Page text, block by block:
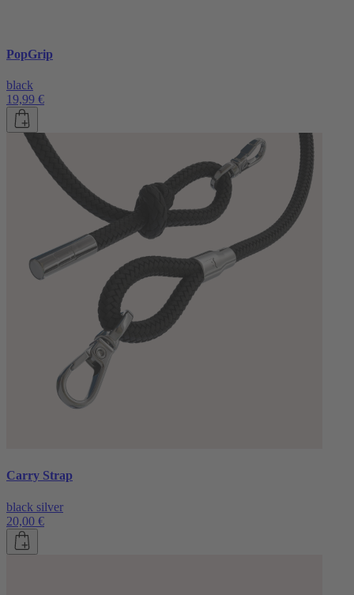
PopGrip
black
19,99 €
Carry Strap
black silver
20,00 €